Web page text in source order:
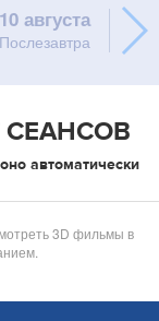
10 августа
Послезавтра
11
СЕАНСОВ
автоматически
3D фильмы в